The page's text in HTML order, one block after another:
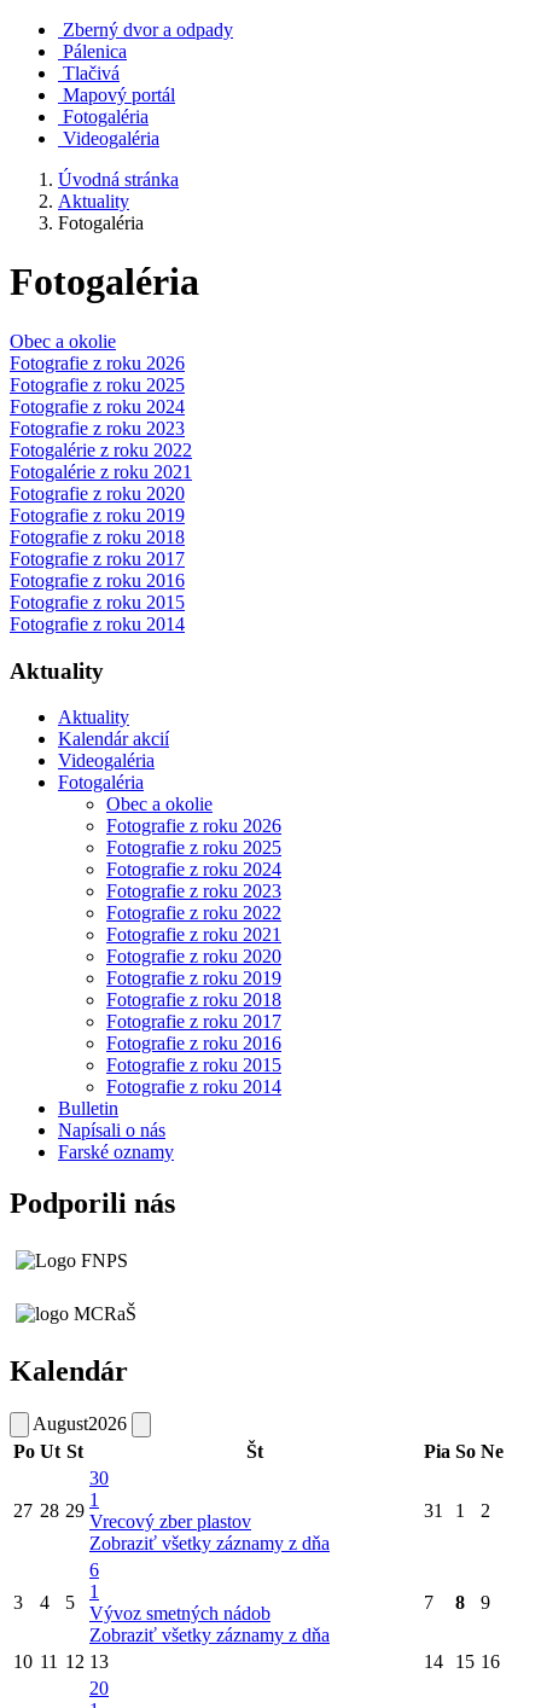
Zberný dvor a odpady
Pálenica
Tlačivá
Mapový portál
Fotogaléria
Videogaléria
Úvodná stránka
Aktuality
Fotogaléria
Fotogaléria
Obec a okolie
Fotografie z roku 2026
Fotografie z roku 2025
Fotografie z roku 2024
Fotografie z roku 2023
Fotogalérie z roku 2022
Fotogalérie z roku 2021
Fotografie z roku 2020
Fotografie z roku 2019
Fotografie z roku 2018
Fotografie z roku 2017
Fotografie z roku 2016
Fotografie z roku 2015
Fotografie z roku 2014
Aktuality
Aktuality
Kalendár akcií
Videogaléria
Fotogaléria
Obec a okolie
Fotografie z roku 2026
Fotografie z roku 2025
Fotografie z roku 2024
Fotografie z roku 2023
Fotografie z roku 2022
Fotografie z roku 2021
Fotografie z roku 2020
Fotografie z roku 2019
Fotografie z roku 2018
Fotografie z roku 2017
Fotografie z roku 2016
Fotografie z roku 2015
Fotografie z roku 2014
Bulletin
Napísali o nás
Farské oznamy
Podporili nás
Kalendár
August2026
Po Ut St Št Pia So Ne
27 28 29
30
1
Vrecový zber plastov
Zobraziť všetky záznamy z dňa
31 1 2
3 4 5
6
1
Vývoz smetných nádob
Zobraziť všetky záznamy z dňa
7 8 9
10 11 12 13 14 15 16
20